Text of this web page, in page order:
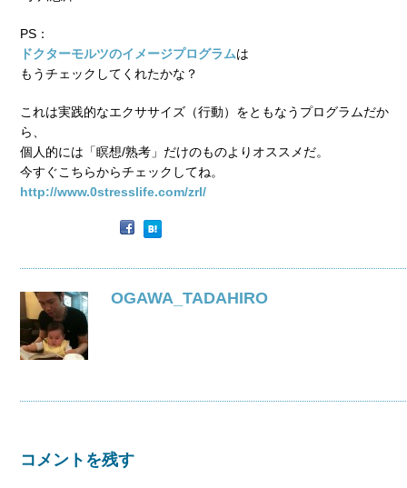
PS：
ドクターモルツのイメージプログラムは
もうチェックしてくれたかな？
これは実践的なエクササイズ（行動）をともなうプログラムだか
ら、
個人的には「瞑想/熟考」だけのものよりオススメだ。
今すぐこちらからチェックしてね。
http://www.0stresslife.com/zrl/
OGAWA_TADAHIRO
コメントを残す